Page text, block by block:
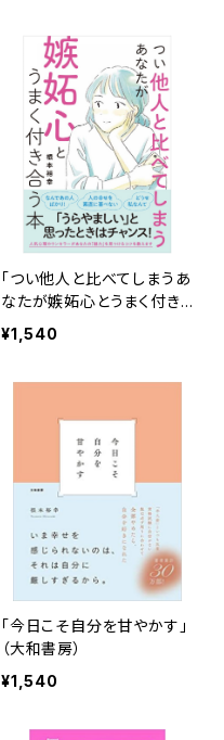
「つい他人と比べてしまうあ
なたが嫉妬心とうまく付き
合う本」（学研プラス）
¥1,540
「今日こそ自分を甘やかす」
（大和書房）
¥1,540